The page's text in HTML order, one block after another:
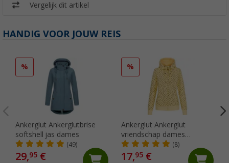
Vergelijk dit artikel
HANDIG VOOR JOUW REIS
%
Ankerglut Ankerglutbrise
softshell jas dames
(49)
29,95 €
%
Ankerglut Ankerglut
vriendschap dames
sweatshirt jas
(8)
17,95€